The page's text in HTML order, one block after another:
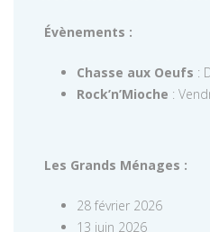
Évènements :
Chasse aux Oeufs :
Rock’n’Mioche :
Les Grands Ménages :
28 février 2026
13 juin 2026